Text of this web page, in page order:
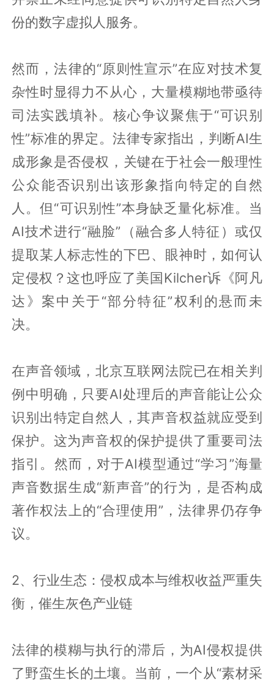
份的数字虚拟人服务。
然而，法律的“原则性宣示”在应对技术复
杂性时显得力不从心，大量模糊地带亟待
司法实践填补。核心争议聚焦于“可识别
性”标准的界定。法律专家指出，判断AI生
成形象是否侵权，关键在于社会一般理性
公众能否识别出该形象指向特定的自然
人。但“可识别性”本身缺乏量化标准。当
AI技术进行“融脸”（融合多人特征）或仅
提取某人标志性的下巴、眼神时，如何认
定侵权？这也呼应了美国Kilcher诉《阿凡
达》案中关于“部分特征”权利的悬而未
决。
在声音领域，北京互联网法院已在相关判
例中明确，只要AI处理后的声音能让公众
识别出特定自然人，其声音权益就应受到
保护。这为声音权的保护提供了重要司法
指引。然而，对于AI模型通过“学习”海量
声音数据生成“新声音”的行为，是否构成
著作权法上的“合理使用”，法律界仍存争
议。
2、行业生态：侵权成本与维权收益严重失
衡，催生灰色产业链
法律的模糊与执行的滞后，为AI侵权提供
了野蛮生长的土壤。当前，一个从“素材采